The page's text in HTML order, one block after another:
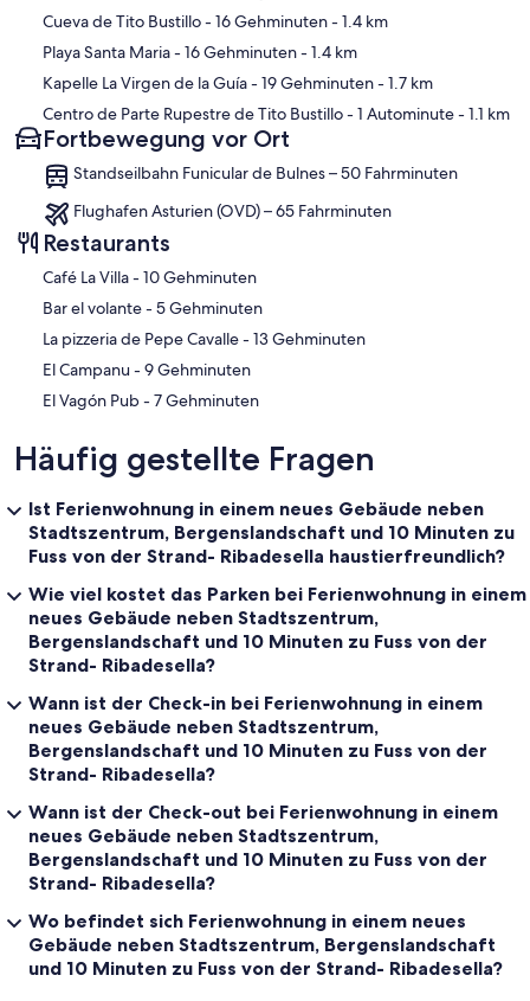
Cueva de Tito Bustillo- 16 Gehminuten- 1.4 km
Playa Santa Maria- 16 Gehminuten- 1.4 km
Kapelle La Virgen de la Guía- 19 Gehminuten- 1.7 km
Centro de Parte Rupestre de Tito Bustillo- 1 Autominute- 1.1 km
Fortbewegung vor Ort
Standseilbahn Funicular de Bulnes – 50 Fahrminuten
Flughafen Asturien (OVD) – 65 Fahrminuten
Restaurants
‪Café La Villa - ‬10 Gehminuten
‪Bar el volante - ‬5 Gehminuten
‪La pizzeria de Pepe Cavalle - ‬13 Gehminuten
‪El Campanu - ‬9 Gehminuten
‪El Vagón Pub - ‬7 Gehminuten
Häufig gestellte Fragen
Ist Ferienwohnung in einem neues Gebäude neben
Stadtszentrum, Bergenslandschaft und 10 Minuten zu
Fuss von der Strand- Ribadesella haustierfreundlich?
Wie viel kostet das Parken bei Ferienwohnung in einem
neues Gebäude neben Stadtszentrum,
Bergenslandschaft und 10 Minuten zu Fuss von der
Strand- Ribadesella?
Wann ist der Check-in bei Ferienwohnung in einem
neues Gebäude neben Stadtszentrum,
Bergenslandschaft und 10 Minuten zu Fuss von der
Strand- Ribadesella?
Wann ist der Check-out bei Ferienwohnung in einem
neues Gebäude neben Stadtszentrum,
Bergenslandschaft und 10 Minuten zu Fuss von der
Strand- Ribadesella?
Wo befindet sich Ferienwohnung in einem neues
Gebäude neben Stadtszentrum, Bergenslandschaft
und 10 Minuten zu Fuss von der Strand- Ribadesella?